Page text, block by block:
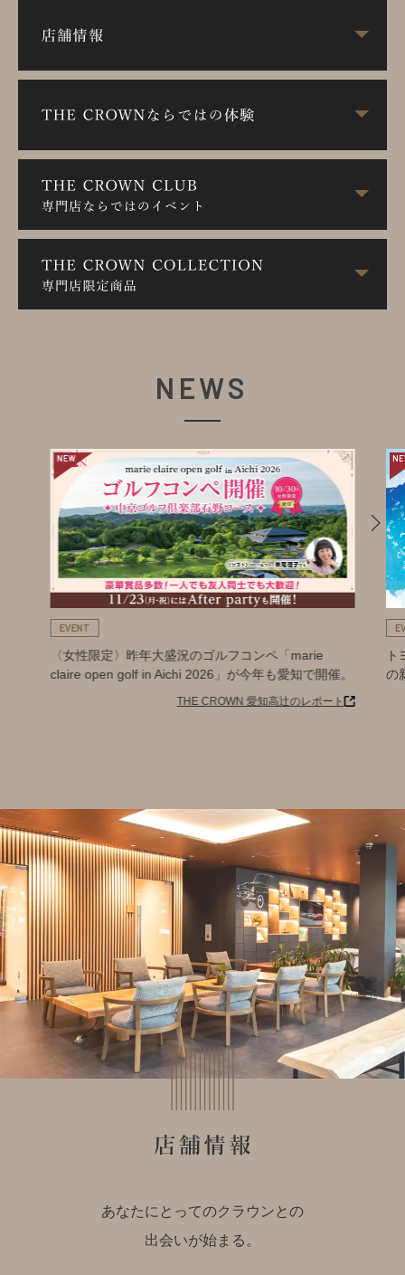
NEWS
NEW
EVENT
〈女性限定〉昨年大盛況のゴルフコンペ「marie
claire open golf in Aichi 2026」が今年も愛知で開催。
THE CROWN 愛知高辻のレポート
の
あなたにとってのクラウンとの
出会いが始まる。